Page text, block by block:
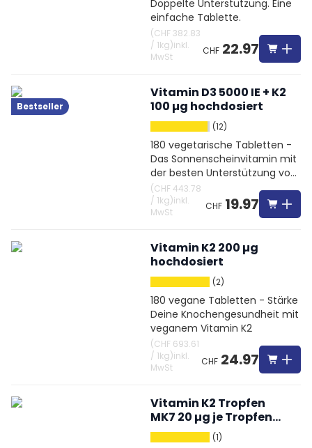
Doppelte Unterstützung. Eine
einfache Tablette.
(CHF 382.83
/ 1kg)inkl.
MwSt
CHF22.97
Bestseller
Vitamin D3 5000 IE + K2
100 µg hochdosiert
(12)
180 vegetarische Tabletten -
Das Sonnenscheinvitamin mit
der besten Unterstützung von
Vitamin K2
(CHF 443.78
/ 1kg)inkl.
MwSt
CHF19.97
Vitamin K2 200 µg
hochdosiert
(2)
180 vegane Tabletten - Stärke
Deine Knochengesundheit mit
veganem Vitamin K2
(CHF 693.61
/ 1kg)inkl.
MwSt
CHF24.97
Vitamin K2 Tropfen
MK7 20 µg je Tropfen
vegan
(1)